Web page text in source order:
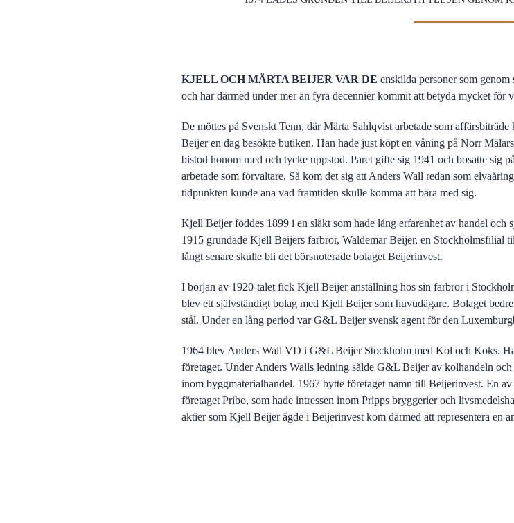
KJELL OCH MÄRTA BEIJER VAR DE enskilda personer som
och har därmed under mer än fyra decennier kommit att betyda mycket
De möttes på Svenskt Tenn, där Märta Sahlqvist arbetade som
Beijer en dag besökte butiken. Han hade just köpt en våning på Norr
bistod honom med och tycke uppstod. Paret gifte sig 1941 och bosatte sig
arbetade som förvaltare. Så kom det sig att Anders Wall redan som
tidpunkten kunde ana vad framtiden skulle komma att bära med sig.
Kjell Beijer föddes 1899 i en släkt som hade lång erfarenhet av handel och
1915 grundade Kjell Beijers farbror, Waldemar Beijer, en Stockholmsfilial
långt senare skulle bli det börsnoterade bolaget Beijerinvest.
I början av 1920-talet fick Kjell Beijer anställning hos sin farbror i
blev ett självständigt bolag med Kjell Beijer som huvudägare. Bolaget
stål. Under en lång period var G&L Beijer svensk agent för den
1964 blev Anders Wall VD i G&L Beijer Stockholm med Kol och Koks.
företaget. Under Anders Walls ledning sålde G&L Beijer av kolhandeln
inom byggmaterialhandel. 1967 bytte företaget namn till Beijerinvest. En
företaget Pribo, som hade intressen inom Pripps bryggerier och
aktier som Kjell Beijer ägde i Beijerinvest kom därmed att representera en